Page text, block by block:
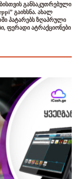
განსაკუთრებული
გაიხსნა. ახალ
პატარებს ზღაპრული
ფერადი ატრაქციონები